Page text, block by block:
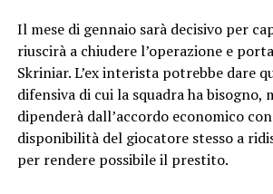
Il mese di gennaio sarà decisivo per
riuscirà a chiudere l’operazione e
Skriniar. L’ex interista potrebbe dare
difensiva di cui la squadra ha bisogno,
dipenderà dall’accordo economico
disponibilità del giocatore stesso a
per rendere possibile il prestito.